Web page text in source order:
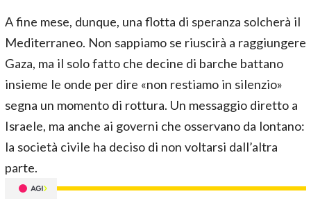
A fine mese, dunque, una flotta di speranza solcherà il
Mediterraneo. Non sappiamo se riuscirà a raggiungere
Gaza, ma il solo fatto che decine di barche battano
insieme le onde per dire «non restiamo in silenzio»
segna un momento di rottura. Un messaggio diretto a
Israele, ma anche ai governi che osservano da lontano:
la società civile ha deciso di non voltarsi dall’altra
parte.